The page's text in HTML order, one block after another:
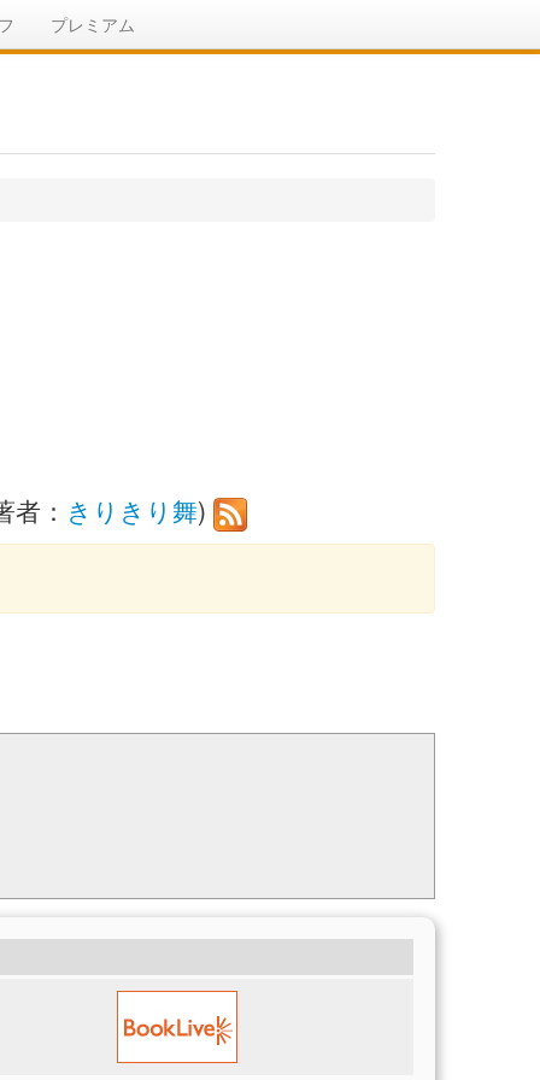
プレミアム
： きりきり舞)